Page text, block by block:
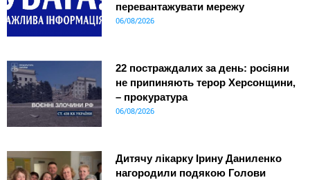
перевантажувати мережу
06/08/2026
22 постраждалих за день: росіяни
не припиняють терор Херсонщини,
– прокуратура
06/08/2026
Дитячу лікарку Ірину Даниленко
нагородили подякою Голови